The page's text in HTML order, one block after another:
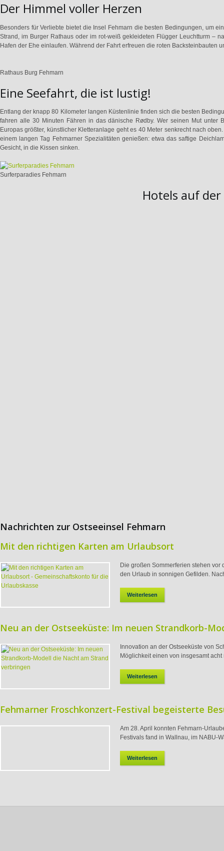
Der Himmel voller Herzen
Besonders für Verliebte bietet die Insel Fehmarn die besten Bedingungen, um
Strand, im Burger Rathaus oder im rot-weiß gekleideten Flügger Leuchtturm –
Hafen der Ehe einlaufen. Während der Fahrt erfreuen die roten Backsteinbauten
Rathaus Burg Fehmarn
Eine Seefahrt, die ist lustig!
Entlang der knapp 80 Kilometer langen Küstenlinie finden sich die besten
fahren alle 30 Minuten Fähren in das dänische Rødby. Wer seinen Mut unter
Europas größter, künstlicher Kletteranlage geht es 40 Meter senkrecht nach
einem langen Tag Fehmarner Spezialitäten genießen: etwa das saftige
Gesicht, in die Kissen sinken.
Surferparadies Fehmarn
Hotels auf
Nachrichten zur Ostseeinsel Fehmarn
Mit den richtigen Karten am Urlaubsort
Die großen Sommerferien stehen vor
den Urlaub in sonnigen Gefilden.
Weiterlesen
Neu an der Ostseeküste: Im neuen Strandkorb-
Innovation an der Ostseeküste von
Möglichkeit einen von insgesamt acht
Weiterlesen
Fehmarner Froschkonzert-Festival begeisterte
Am 28. April konnten Fehmarn-
Festivals fand in Wallnau, im NABU-
Weiterlesen